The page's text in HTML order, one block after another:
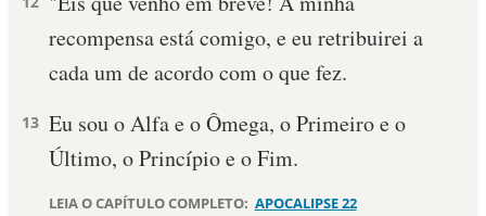
PALAVRA DO DIA
DEVOCIONAL DIÁRIO
10 MANDAMENTOS
recompensa está comigo, e eu retribuirei a
cada um de acordo com o que fez.
13 Eu sou o Alfa e o Ômega, o Primeiro e o
Último, o Princípio e o Fim.
LEIA O CAPÍTULO COMPLETO: APOCALIPSE 22